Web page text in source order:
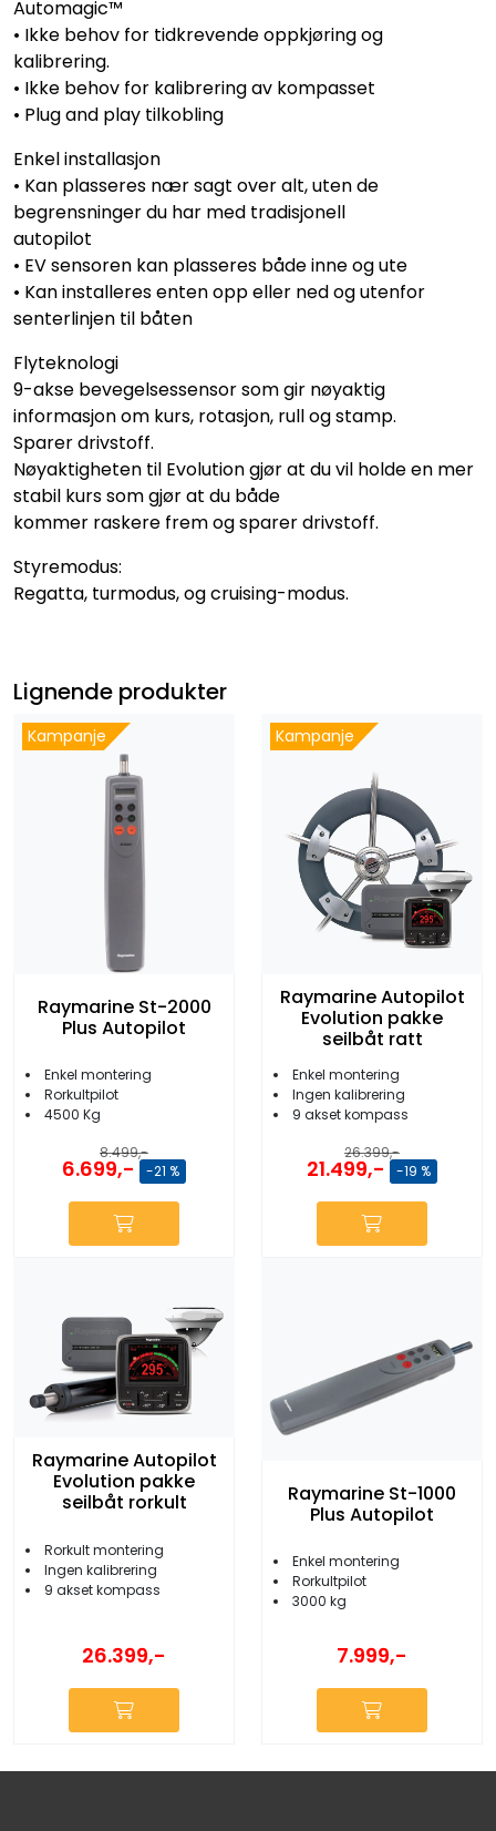
Automagic™
• Ikke behov for tidkrevende oppkjøring og
kalibrering.
• Ikke behov for kalibrering av kompasset
• Plug and play tilkobling
Enkel installasjon
• Kan plasseres nær sagt over alt, uten de
begrensninger du har med tradisjonell
autopilot
• EV sensoren kan plasseres både inne og ute
• Kan installeres enten opp eller ned og utenfor
senterlinjen til båten
Flyteknologi
9-akse bevegelsessensor som gir nøyaktig
informasjon om kurs, rotasjon, rull og stamp.
Sparer drivstoff.
Nøyaktigheten til Evolution gjør at du vil holde en mer
stabil kurs som gjør at du både
kommer raskere frem og sparer drivstoff.
Styremodus:
Regatta, turmodus, og cruising-modus.
Lignende produkter
Kampanje
Raymarine St-2000
Plus Autopilot
Enkel montering
Rorkultpilot
4500 Kg
8.499,-
6.699,- -21 %
Kampanje
Raymarine Autopilot
Evolution pakke
seilbåt ratt
Enkel montering
Ingen kalibrering
9 akset kompass
26.399,-
21.499,- -19 %
Raymarine Autopilot
Evolution pakke
seilbåt rorkult
Rorkult montering
Ingen kalibrering
9 akset kompass
26.399,-
Raymarine St-1000
Plus Autopilot
Enkel montering
Rorkultpilot
3000 kg
7.999,-